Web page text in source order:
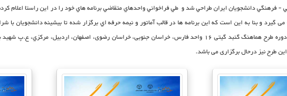
دانشجويان ايران طراحي شد و طي فراخواني واحدهاي متقاضي برنامه هاي خود را در اين راستا اعلام
و بنا به اين است كه اين برنامه ها در قالب آماتور و نيمه حرفه اي برگزار شده تا بيشينه دانشجويان با
بتوانند ضمن فراگيري اصول اوليه کوهنوردی در اين برنامه شركت كنند.در اولین دوره طرح هماهنگ گنبد گیتی 16 واحد فارس، خراسان جنوبی، خراسان رضوی،
طرح نیز درحال برگزاری می باشد.